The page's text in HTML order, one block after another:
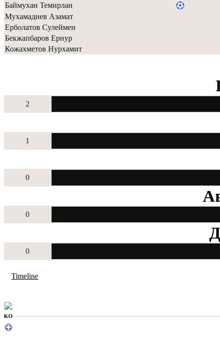
Баймухан Темирлан
Мухамадиев Азамат
Ерболатов Сулеймен
Бекжапбаров Ернур
Кожахметов Нурхамит
2
1
0
0
0
Timeline
KO